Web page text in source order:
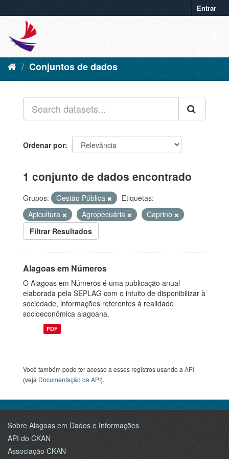
Entrar
Conjuntos de dados
Ordenar por
1 conjunto de dados encontrado
Grupos: Gestão Pública
Etiquetas:
Apicultura
Agropecuária
Caprino
Filtrar Resultados
Alagoas em Números
O Alagoas em Números é uma publicação anual
elaborada pela SEPLAG com o intuito de disponibilizar à
sociedade, informações referentes à realidade
socioeconômica alagoana.
PDF
Você também pode ter acesso a esses registros usando a API
(veja Documentação da API).
Sobre Alagoas em Dados e Informações
API do CKAN
Associação CKAN